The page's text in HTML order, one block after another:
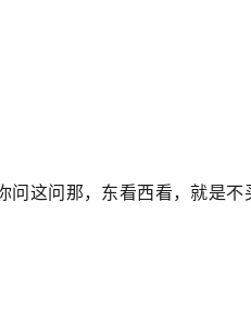
问这问那，东看西看，就是不